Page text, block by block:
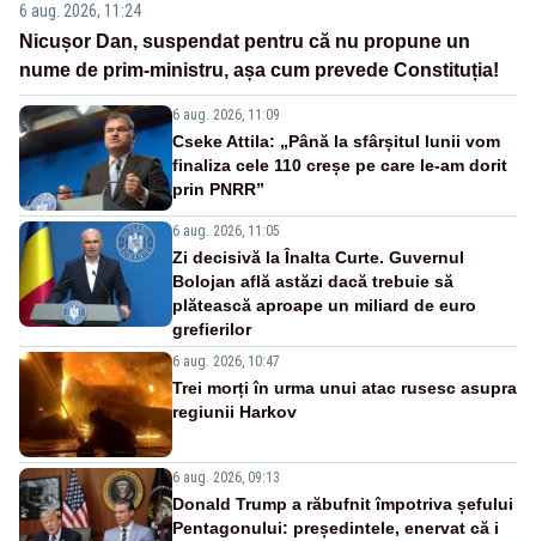
6 aug. 2026, 11:24
Nicușor Dan, suspendat pentru că nu propune un
nume de prim-ministru, așa cum prevede Constituția!
6 aug. 2026, 11:09
Cseke Attila: „Până la sfârșitul lunii vom
finaliza cele 110 creșe pe care le-am dorit
prin PNRR”
6 aug. 2026, 11:05
Zi decisivă la Înalta Curte. Guvernul
Bolojan află astăzi dacă trebuie să
plătească aproape un miliard de euro
grefierilor
6 aug. 2026, 10:47
Trei morți în urma unui atac rusesc asupra
regiunii Harkov
6 aug. 2026, 09:13
Donald Trump a răbufnit împotriva șefului
Pentagonului: președintele, enervat că i